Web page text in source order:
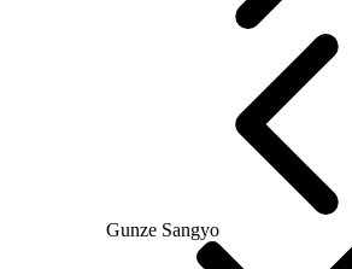
Gunze Sangyo